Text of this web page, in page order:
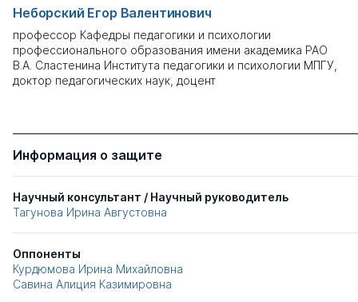
Неборский Егор Валентинович
профессор Кафедры педагогики и психологии
профессионального образования имени академика РАО
В.А. Сластенина Института педагогики и психологии МПГУ,
доктор педагогических наук, доцент
Информация о защите
Научный консультант / Научный руководитель
Тагунова Ирина Августовна
Оппоненты
Курдюмова Ирина Михайловна
Савина Алиция Казимировна